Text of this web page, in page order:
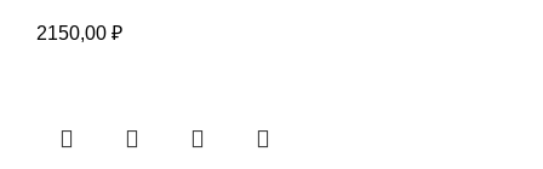
2150,00 ₽